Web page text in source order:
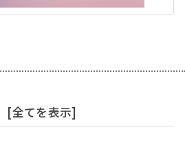
[全てを表示]